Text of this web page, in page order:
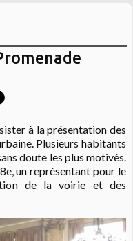
à la présentation des
Plusieurs habitants
doute les plus motivés.
un représentant pour le
de la voirie et des